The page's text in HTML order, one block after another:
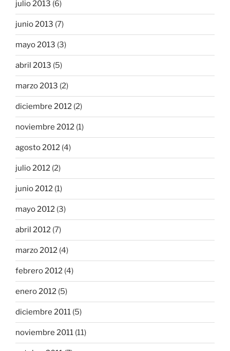
julio 2013 (6)
junio 2013 (7)
mayo 2013 (3)
abril 2013 (5)
marzo 2013 (2)
diciembre 2012 (2)
noviembre 2012 (1)
agosto 2012 (4)
julio 2012 (2)
junio 2012 (1)
mayo 2012 (3)
abril 2012 (7)
marzo 2012 (4)
febrero 2012 (4)
enero 2012 (5)
diciembre 2011 (5)
noviembre 2011 (11)